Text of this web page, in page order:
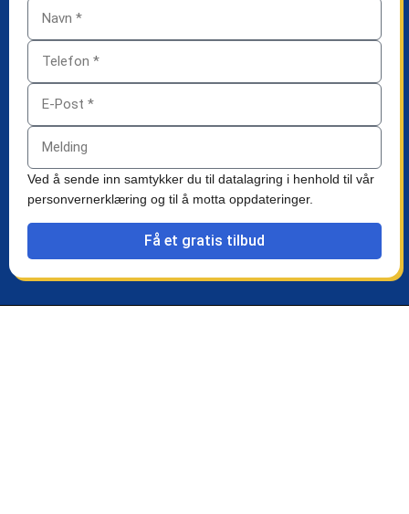
Ved å sende inn samtykker du til datalagring i henhold til vår
personvernerklæring og til å motta oppdateringer.
Få et gratis tilbud